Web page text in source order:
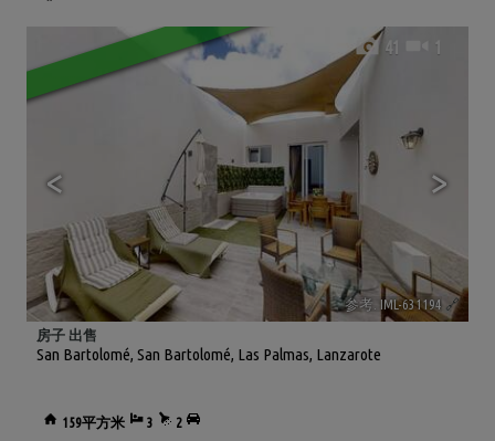
< >
41 1
参考. IML-631194 🔗
San Bartolomé, San Bartolomé, Las Palmas, Lanzarote
房子 出售
159平方米 3 2